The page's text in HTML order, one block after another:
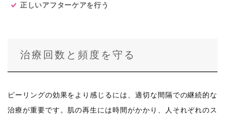
正しいアフターケアを行う
治療回数と頻度を守る
ピーリングの効果をより感じるには、適切な間隔での継続的な
治療が重要です。肌の再生には時間がかかり、人それぞれのス